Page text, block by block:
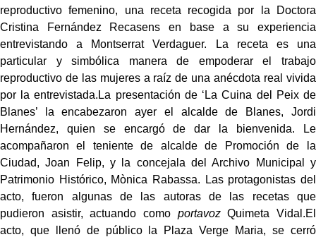
reproductivo femenino, una receta recogida por la Doctora
Cristina Fernández Recasens en base a su experiencia
entrevistando a Montserrat Verdaguer. La receta es una
particular y simbólica manera de empoderar el trabajo
reproductivo de las mujeres a raíz de una anécdota real vivida
por la entrevistada.La presentación de ‘La Cuina del Peix de
Blanes’ la encabezaron ayer el alcalde de Blanes, Jordi
Hernández, quien se encargó de dar la bienvenida. Le
acompañaron el teniente de alcalde de Promoción de la
Ciudad, Joan Felip, y la concejala del Archivo Municipal y
Patrimonio Histórico, Mònica Rabassa. Las protagonistas del
acto, fueron algunas de las autoras de las recetas que
pudieron asistir, actuando como portavozQuimeta Vidal.El
acto, que llenó de público la Plaza Verge Maria, se cerró